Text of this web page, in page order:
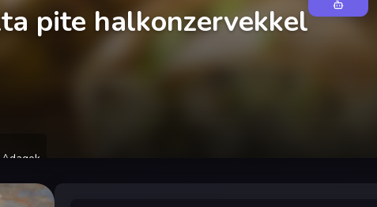
pite halkonzervekkel
Adagok